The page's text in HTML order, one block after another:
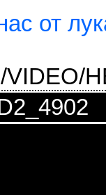
от
VIDEO/